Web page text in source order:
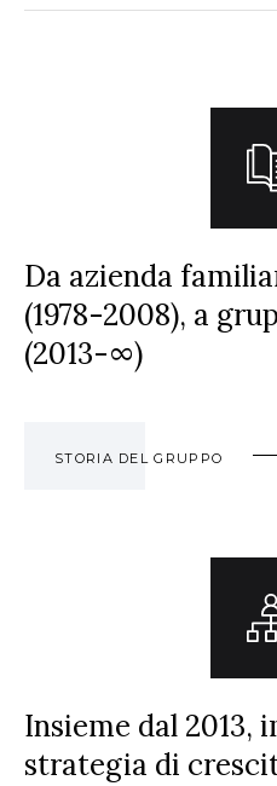
Da azienda
(1978-2008), a
(2013-∞)
STORIA DEL GRUPPO
Insieme dal 2013,
strategia di